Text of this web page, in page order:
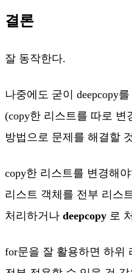
결론
잘 동작한다.
나중에도 굳이 deepcopy
(copy한 리스트를 따로 변
방법으로 문제를 해결할
copy한 리스트를 변경해
리스트 객체를 전부 리스
처리하거나 deepcopy 로
for문을 잘 활용하면 하위